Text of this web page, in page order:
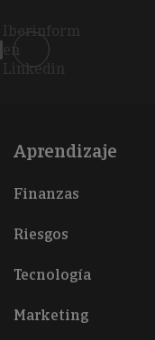
Iberinform
en
Linkedin
Aprendizaje
Finanzas
Riesgos
Tecnología
Marketing